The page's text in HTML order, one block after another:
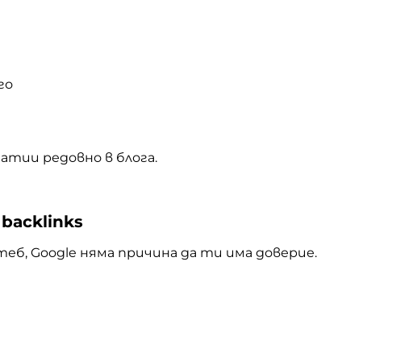
редовно в блога.
Google няма причина да ти има доверие.